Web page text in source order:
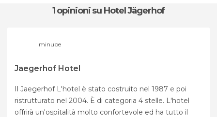
1 opinionisu Hotel Jägerhof
minube
Jaegerhof Hotel
Il Jaegerhof L'hotel è stato costruito nel 1987 e poi
ristrutturato nel 2004. È di categoria 4 stelle. L'hotel
offrirà un'ospitalità molto confortevole ed ha tutto il